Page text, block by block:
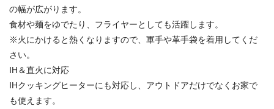
の幅が広がります。
食材や麺をゆでたり、フライヤーとしても活躍します。
※火にかけると熱くなりますので、軍手や革手袋を着用してくだ
さい。
IH＆直火に対応
IHクッキングヒーターにも対応し、アウトドアだけでなくお家で
も使えます。